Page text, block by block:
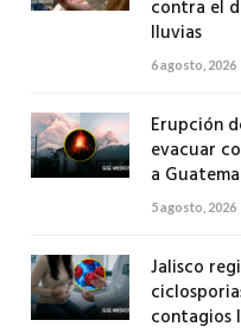
contra el
lluvias
6 agosto, 2026
Erupción
evacuar
a
5 agosto, 2026
Jalisco
contagios